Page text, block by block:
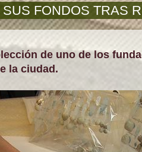
FONDOS TRAS
de uno de los
la ciudad.